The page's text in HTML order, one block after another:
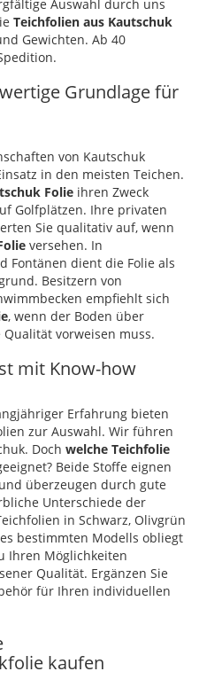
Auswahl durch uns
Teichfolien aus Kautschuk
Gewichten. Ab 40
Grundlage für
von Kautschuk
in den meisten Teichen.
Folie ihren Zweck
Golfplätzen. Ihre privaten
Sie qualitativ auf, wenn
versehen. In
Fontänen dient die Folie als
Besitzern von
empfiehlt sich
, wenn der Boden über
vorweisen muss.
mit Know-how
Erfahrung bieten
zur Auswahl. Wir führen
Doch welche Teichfolie
Beide Stoffe eignen
überzeugen durch gute
Unterschiede der
in Schwarz, Olivgrün
bestimmten Modells obliegt
Ihren Möglichkeiten
Qualität. Ergänzen Sie
für Ihren individuellen
kaufen